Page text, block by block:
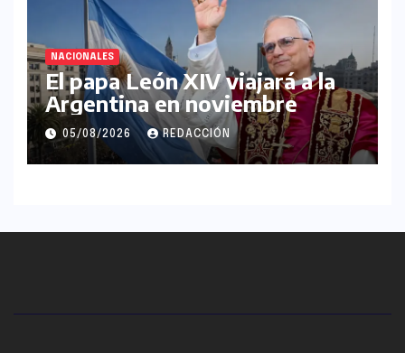
NACIONALES
El papa León XIV viajará a la
Argentina en noviembre
05/08/2026 REDACCIÓN